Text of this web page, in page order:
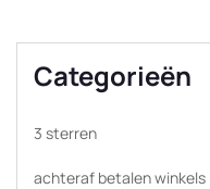
Categorieën
3 sterren
achteraf betalen winkels